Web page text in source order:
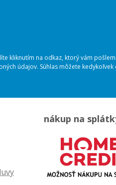
kliknutím na odkaz, ktorý vám
údajov. Súhlas môžete
nákup na